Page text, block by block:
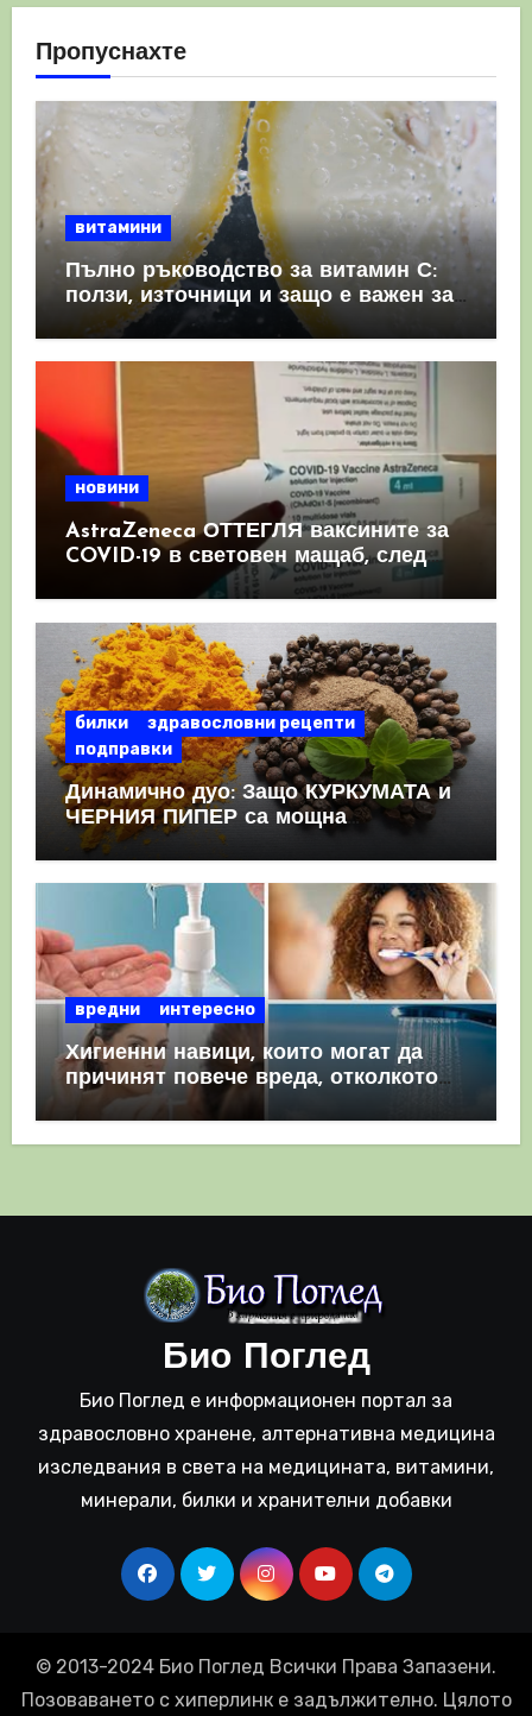
Пропуснахте
витамини
Пълно ръководство за витамин С:
ползи, източници и защо е важен за
имунната система
новини
AstraZeneca ОТТЕГЛЯ ваксините за
COVID-19 в световен мащаб, след
като призна, че те причиняват
билки
здравословни рецепти
подправки
Динамично дуо: Защо КУРКУМАТА и
ЧЕРНИЯ ПИПЕР са мощна
комбинация
вредни интересно
Хигиенни навици, които могат да
причинят повече вреда, отколкото
полза
Био Поглед
Био Поглед е информационен портал за
здравословно хранене, алтернативна медицина
изследвания в света на медицината, витамини,
минерали, билки и хранителни добавки
© 2013-2024 Био Поглед Всички Права Запазени.
Позоваването с хиперлинк е задължително. Цялото